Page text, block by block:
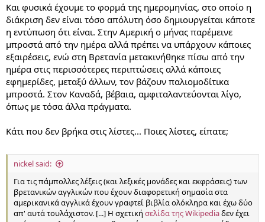
Και φυσικά έχουμε το φορμά της ημερομηνίας, στο οποίο η
διάκριση δεν είναι τόσο απόλυτη όσο δημιουργείται κάποτε
η εντύπωση ότι είναι. Στην Αμερική ο μήνας παρέμεινε
μπροστά από την ημέρα αλλά πρέπει να υπάρχουν κάποιες
εξαιρέσεις, ενώ στη Βρετανία μετακινήθηκε πίσω από την
ημέρα στις περισσότερες περιπτώσεις αλλά κάποιες
εφημερίδες, μεταξύ άλλων, τον βάζουν παλιομοδίτικα
μπροστά. Στον Καναδά, βέβαια, αμφιταλαντεύονται λίγο,
όπως με τόσα άλλα πράγματα.
Κάτι που δεν βρήκα στις λίστες... Ποιες λίστες, είπατε;
nickel said:
Για τις πάμπολλες λέξεις (και λεξικές μονάδες και εκφράσεις) των
βρετανικών αγγλικών που έχουν διαφορετική σημασία στα
αμερικανικά αγγλικά έχουν γραφτεί βιβλία ολόκληρα και έχω δύο
απ' αυτά τουλάχιστον. [...] Η σχετική σελίδα της Wikipediaδεν έχει